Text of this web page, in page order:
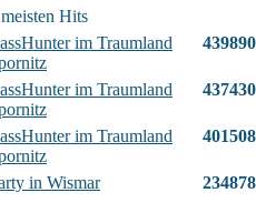
Hits
im Traumland
439890
im Traumland
437430
im Traumland
401508
in Wismar 234878